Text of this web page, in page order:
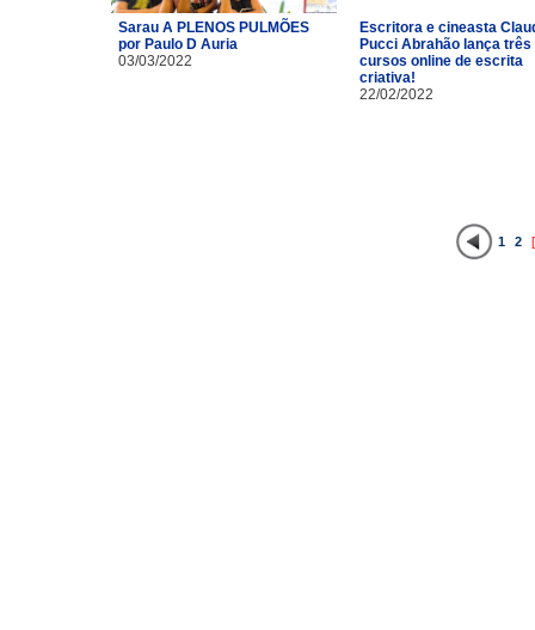
Sarau A PLENOS PULMÕES
por Paulo D Auria
03/03/2022
Escritora e cineasta
Pucci Abrahão lança três
cursos online de escrita
criativa!
22/02/2022
1 2